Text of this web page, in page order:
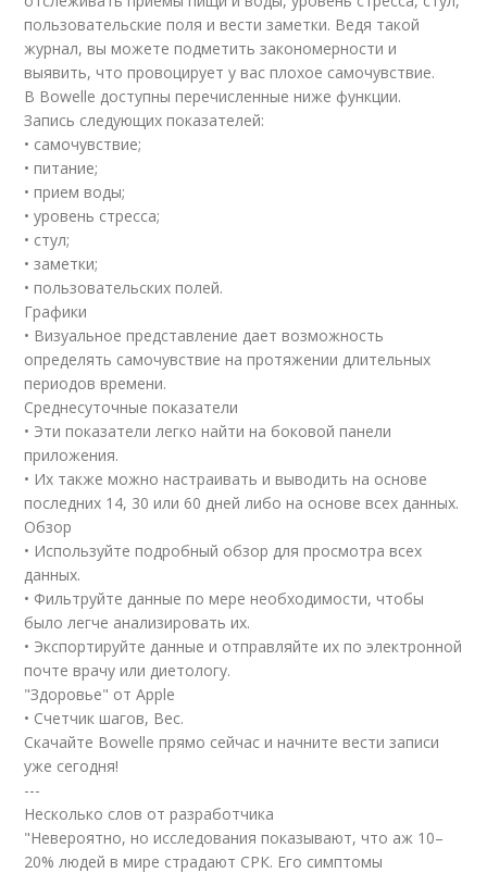
пользовательские поля и вести заметки. Ведя такой
журнал, вы можете подметить закономерности и
выявить, что провоцирует у вас плохое самочувствие.
В Bowelle доступны перечисленные ниже функции.
Запись следующих показателей:
• самочувствие;
• питание;
• прием воды;
• уровень стресса;
• стул;
• заметки;
• пользовательских полей.
Графики
• Визуальное представление дает возможность
определять самочувствие на протяжении длительных
периодов времени.
Среднесуточные показатели
• Эти показатели легко найти на боковой панели
приложения.
• Их также можно настраивать и выводить на основе
последних 14, 30 или 60 дней либо на основе всех данных.
Обзор
• Используйте подробный обзор для просмотра всех
данных.
• Фильтруйте данные по мере необходимости, чтобы
было легче анализировать их.
• Экспортируйте данные и отправляйте их по электронной
почте врачу или диетологу.
"Здоровье" от Apple
• Счетчик шагов, Вес.
Скачайте Bowelle прямо сейчас и начните вести записи
уже сегодня!
---
Несколько слов от разработчика
"Невероятно, но исследования показывают, что аж 10–
20% людей в мире страдают СРК. Его симптомы